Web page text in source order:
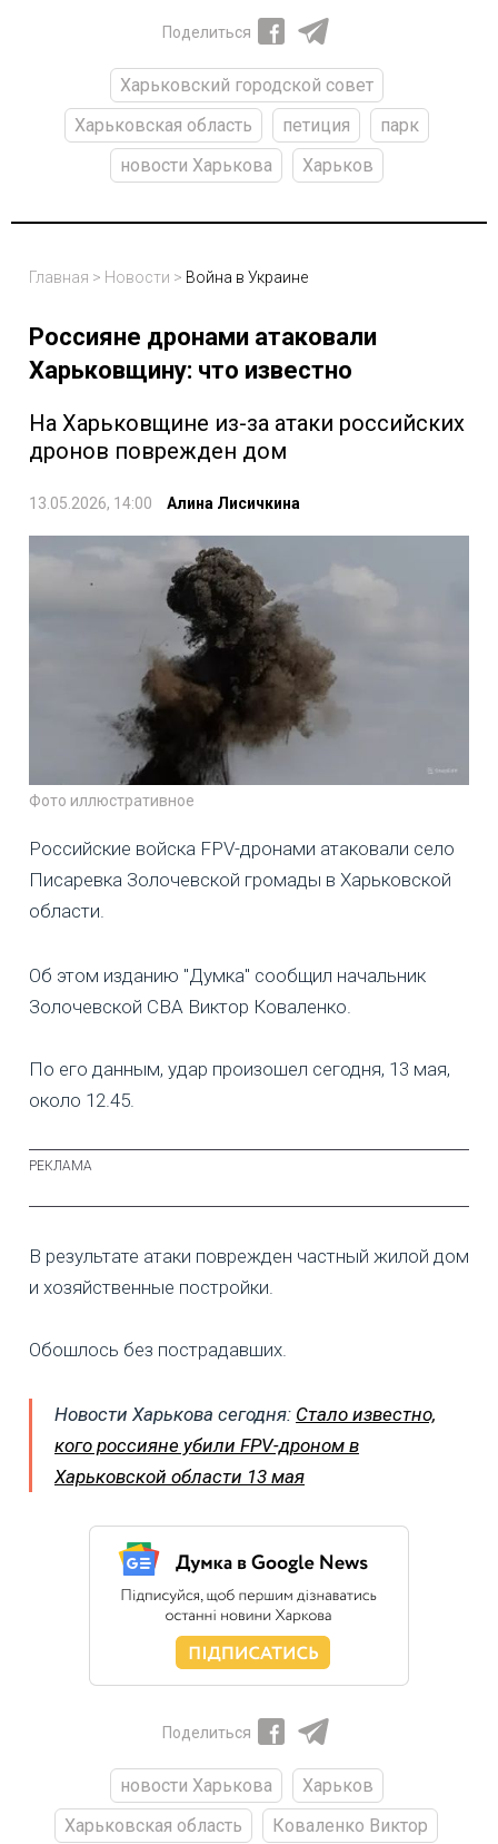
Поделиться
Харьковский городской совет
Харьковская область
петиция
парк
новости Харькова
Харьков
Главная > Новости > Война в Украине
Россияне дронами атаковали
Харьковщину: что известно
На Харьковщине из-за атаки российских
дронов поврежден дом
13.05.2026, 14:00 Алина Лисичкина
Фото иллюстративное
Российские войска FPV-дронами атаковали село
Писаревка Золочевской громады в Харьковской
области.
Об этом изданию "Думка" сообщил начальник
Золочевской СВА Виктор Коваленко.
По его данным, удар произошел сегодня, 13 мая,
около 12.45.
В результате атаки поврежден частный жилой дом
и хозяйственные постройки.
Обошлось без пострадавших.
Новости Харькова сегодня: Стало известно,
кого россияне убили FPV-дроном в
Харьковской области 13 мая
Поделиться
новости Харькова
Харьков
Харьковская область
Коваленко Виктор